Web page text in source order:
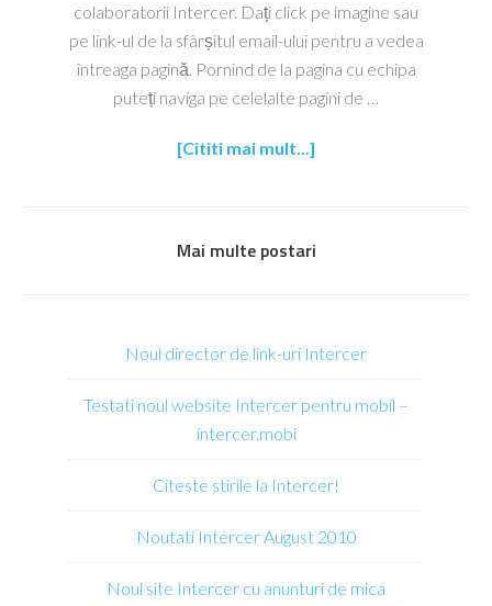
colaboratorii Intercer. Dați click pe imagine sau
pe link-ul de la sfârșitul email-ului pentru a vedea
întreaga pagină. Pornind de la pagina cu echipa
puteți naviga pe celelalte pagini de …
[Cititi mai mult...]
Mai multe postari
Noul director de link-uri Intercer
Testati noul website Intercer pentru mobil –
intercer.mobi
Citeste stirile la Intercer!
Noutati Intercer August 2010
Noul site Intercer cu anunturi de mica